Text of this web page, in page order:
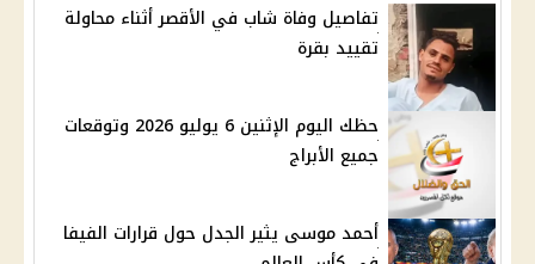
تفاصيل وفاة شاب في الأقصر أثناء محاولة
تقييد بقرة
حظك اليوم الإثنين 6 يوليو 2026 وتوقعات
جميع الأبراج
أحمد موسى يثير الجدل حول قرارات الفيفا